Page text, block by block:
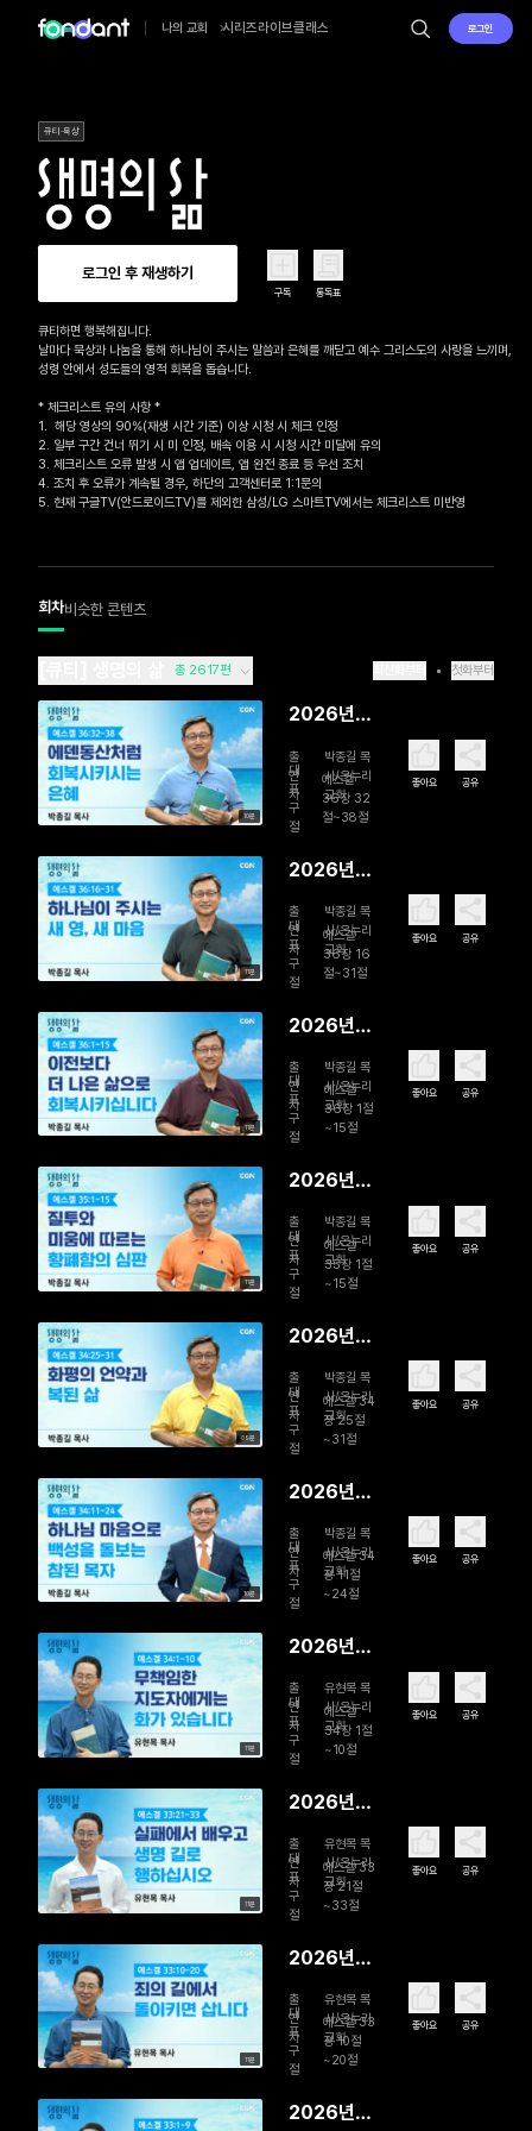
나의 교회 시리즈라이브클래스 로그인
큐티·묵상
로그인 후 재생하기
구독 통독표
큐티하면 행복해집니다.
날마다 묵상과 나눔을 통해 하나님이 주시는 말씀과 은혜를 깨닫고 예수 그리스도의 사랑을 느끼며,
성령 안에서 성도들의 영적 회복을 돕습니다.
* 체크리스트 유의 사항 *
1.  해당 영상의 90%(재생 시간 기준) 이상 시청 시 체크 인정
2. 일부 구간 건너 뛰기 시 미 인정, 배속 이용 시 시청 시간 미달에 유의
3. 체크리스트 오류 발생 시 앱 업데이트, 앱 완전 종료 등 우선 조치
4. 조치 후 오류가 계속될 경우, 하단의 고객센터로 1:1문의
5. 현재 구글TV(안드로이드TV)를 제외한 삼성/LG 스마트TV에서는 체크리스트 미반영
회차비슷한 콘텐츠
총 2617편 첫화부터
10분
2026년
일 에덴동
산처럼 회
복시키시는
은혜
출
연
자
박종길 목
사/온누리
교회
대
표
구
절
에스겔
36장 32
절~38절
좋아요 공유
11분
2026년
일 하나님
이 주시는
새 영, 새 마
음
출
연
자
박종길 목
사/온누리
교회
대
표
구
절
에스겔
36장 16
절~31절
좋아요 공유
11분
2026년
일 이전보
다 더 나은
삶으로 회
복시킵니다
출
연
자
박종길 목
사/온누리
교회
대
표
구
절
에스겔
36장 1절
~15절
좋아요 공유
11분
2026년
일 질투와
미움에 따
르는 황폐
함의 심판
출
연
자
박종길 목
사/온누리
교회
대
표
구
절
에스겔
35장 1절
~15절
좋아요 공유
09분
2026년
일 화평의
언약과 복
된 삶
출
연
자
박종길 목
사/온누리
교회
대
표
구
절
에스겔 34
장 25절
~31절
좋아요 공유
10분
2026년
일 하나님
마음으로
백성을 돌
보는 참된
출
연
자
박종길 목
사/온누리
교회
대
표
구
절
에스겔 34
장 11절
~24절
좋아요 공유
11분
2026년
무책임한
지도자에게
는 화가 있
습니다
출
연
자
유현목 목
사/온누리
교회
대
표
구
절
에스겔
34장 1절
~10절
좋아요 공유
11분
2026년
실패에서
배우고 생
명 길로 행
하십시오
출
연
자
유현목 목
사/온누리
교회
대
표
구
절
에스겔 33
장 21절
~33절
좋아요 공유
11분
2026년
일 죄의 길
에서 돌이
키면 삽니
다
출
연
자
유현목 목
사/온누리
교회
대
표
구
절
에스겔 33
장 10절
~20절
좋아요 공유
2026년